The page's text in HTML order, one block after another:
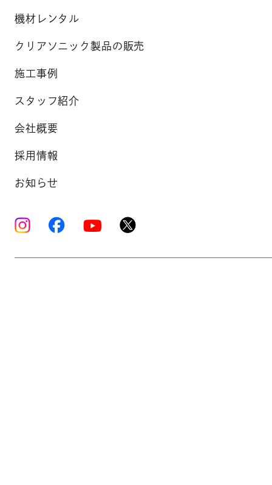
機材レンタル
クリアソニック製品の販売
施工事例
スタッフ紹介
会社概要
採用情報
お知らせ